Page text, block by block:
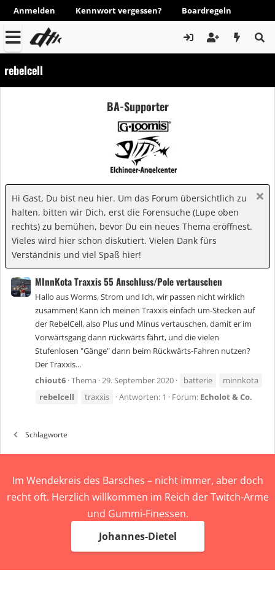
Anmelden Kennwort vergessen? Boardregeln
rebelcell
BA-Supporter
Hi Gast, Du bist neu hier. Um das Forum übersichtlich zu
halten, bitten wir Dich, erst die Forensuche (Lupe oben
rechts) zu bemühen, bevor Du ein neues Thema eröffnest.
Vieles wird hier schon diskutiert. Vielen Dank fürs
Verständnis und viel Spaß hier!
MInnKota Traxxis 55 Anschluss/Pole vertauschen
Hallo aus Worms, Strom und Ich, wir passen nicht wirklich
zusammen! Kann ich meinen Traxxis einfach um-Stecken auf
der RebelCell, also Plus und Minus vertauschen, damit er im
Vorwärtsgang dann rückwärts fährt, und die vielen
Stufenlosen "Gänge" dann beim Rückwärts-Fahren nutzen?
Der Traxxis...
chiout6 Thema 29. September 2020 batterie
minnkota
rebelcell
traxxis Antworten: 1 Forum: Echolot & Co.
Schlagworte
Im Wendekreis des Barsches – nicht immer, aber doch
recht oft. Herzlich willkommen im Reich der Twitch-Arme
und Gummi-Finessen.
Johannes-Dietel